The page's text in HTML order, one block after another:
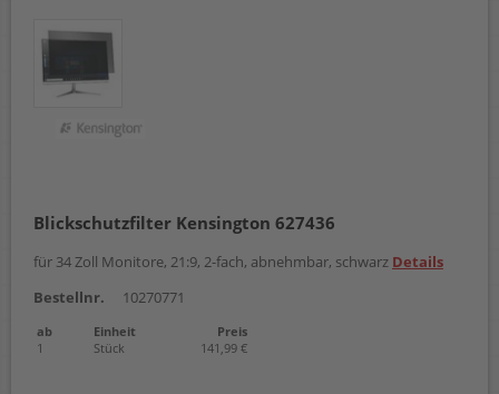
Blickschutzfilter Kensington 627436
für 34 Zoll Monitore, 21:9, 2-fach, abnehmbar, schwarz Details
Bestellnr.
10270771
ab Einheit
Preis
1
Stück 141,99 €